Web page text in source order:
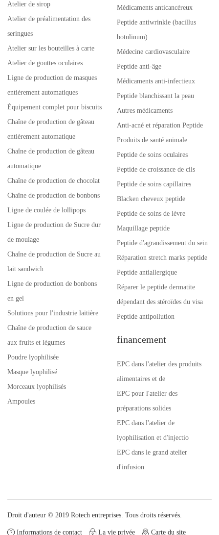
Atelier de sirop
Atelier de préalimentation des
seringues
Atelier sur les bouteilles à carte
Atelier de gouttes oculaires
Ligne de production de masques
entièrement automatiques
Équipement complet pour biscuits
Chaîne de production de gâteau
entièrement automatique
Chaîne de production de gâteau
automatique
Chaîne de production de chocolat
Chaîne de production de bonbons
Ligne de coulée de lollipops
Ligne de production de Sucre dur
de moulage
Chaîne de production de Sucre au
lait sandwich
Ligne de production de bonbons
en gel
Solutions pour l'industrie laitière
Chaîne de production de sauce
aux fruits et légumes
Poudre lyophilisée
Masque lyophilisé
Morceaux lyophilisés
Ampoules
Médicaments anticancéreux
Peptide antiwrinkle (bacillus
botulinum)
Médecine cardiovasculaire
Peptide anti-âge
Médicaments anti-infectieux
Peptide blanchissant la peau
Autres médicaments
Anti-acné et réparation Peptide
Produits de santé animale
Peptide de soins oculaires
Peptide de croissance de cils
Peptide de soins capillaires
Blacken cheveux peptide
Peptide de soins de lèvre
Maquillage peptide
Peptide d'agrandissement du sein
Réparation stretch marks peptide
Peptide antiallergique
Réparer le peptide dermatite
dépendant des stéroïdes du visa
Peptide antipollution
financement
EPC dans l'atelier des produits
alimentaires et de
EPC pour l'atelier des
préparations solides
EPC dans l'atelier de
lyophilisation et d'injectio
EPC dans le grand atelier
d'infusion
Droit d'auteur © 2019 Rotech entreprises. Tous droits réservés.
Informations de contact La vie privée Carte du site